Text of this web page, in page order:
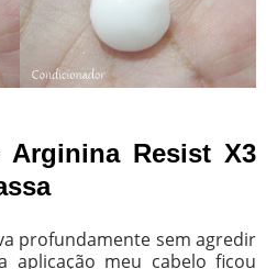
Arginina Resist X3
profundamente sem agredir
aplicação meu cabelo ficou